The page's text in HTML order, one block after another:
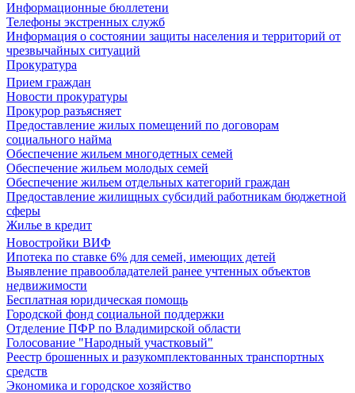
Информационные бюллетени
Телефоны экстренных служб
Информация о состоянии защиты населения и территорий от
чрезвычайных ситуаций
Прокуратура
Прием граждан
Новости прокуратуры
Прокурор разъясняет
Предоставление жилых помещений по договорам
социального найма
Обеспечение жильем многодетных семей
Обеспечение жильем молодых семей
Обеспечение жильем отдельных категорий граждан
Предоставление жилищных субсидий работникам бюджетной
сферы
Жилье в кредит
Новостройки ВИФ
Ипотека по ставке 6% для семей, имеющих детей
Выявление правообладателей ранее учтенных объектов
недвижимости
Бесплатная юридическая помощь
Городской фонд социальной поддержки
Отделение ПФР по Владимирской области
Голосование "Народный участковый"
Реестр брошенных и разукомплектованных транспортных
средств
Экономика и городское хозяйство